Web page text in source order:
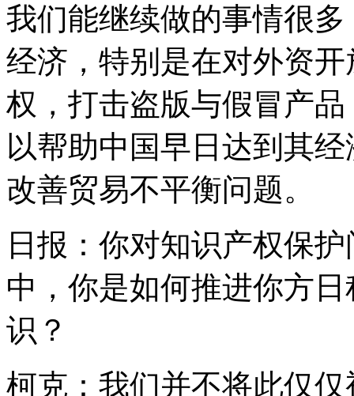
我们能继续做的事情很
经济，特别是在对外资
权，打击盗版与假冒产
以帮助中国早日达到其
改善贸易不平衡问题。
日报：你对知识产权保
中，你是如何推进你方
识？
柯克：我们并不将此仅